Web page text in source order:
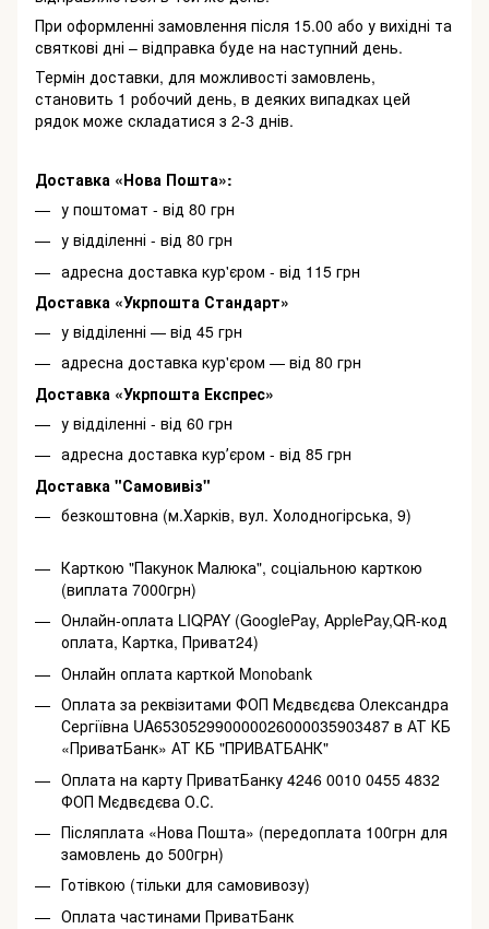
При оформленні замовлення після 15.00 або у вихідні та
святкові дні – відправка буде на наступний день.
Термін доставки, для можливості замовлень,
становить 1 робочий день, в деяких випадках цей
рядок може складатися з 2-3 днів.
Доставка «Нова Пошта»:
у поштомат - від 80 грн
у відділенні - від 80 грн
адресна доставка кур'єром - від 115 грн
Доставка «Укрпошта Стандарт»
у відділенні — від 45 грн
адресна доставка кур'єром — від 80 грн
Доставка «Укрпошта Експрес»
у відділенні - від 60 грн
адресна доставка курʼєром - від 85 грн
Доставка "Самовивіз"
безкоштовна (м.Харків, вул. Холодногірська, 9)
Карткою "Пакунок Малюка", соціальною карткою
(виплата 7000грн)
Онлайн-оплата LIQPAY (GooglePay, ApplePay,QR-код
оплата, Картка, Приват24)
Онлайн оплата карткой Monobank
Оплата за реквізитами ФОП Мєдвєдєва Олександра
Сергіївна UA653052990000026000035903487 в АТ КБ
«ПриватБанк» АТ КБ "ПРИВАТБАНК"
Оплата на карту ПриватБанку 4246 0010 0455 4832
ФОП Мєдвєдєва О.С.
Післяплата «Нова Пошта» (передоплата 100грн для
замовлень до 500грн)
Готівкою (тільки для самовивозу)
Оплата частинами ПриватБанк